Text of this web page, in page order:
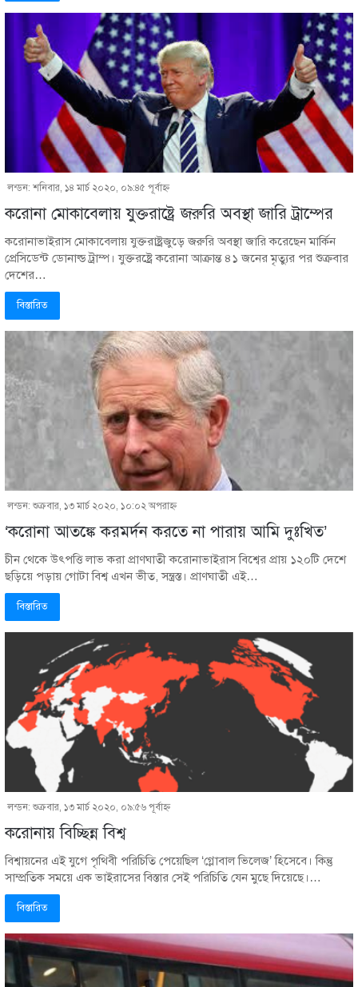
লন্ডন: শনিবার, ১৪ মার্চ ২০২০, ০৯:৪৫ পূর্বাহ্ণ
করোনা মোকাবেলায় যুক্তরাষ্ট্রে জরুরি অবস্থা জারি ট্রাম্পের
করোনাভাইরাস মোকাবেলায় যুক্তরাষ্ট্রজুড়ে জরুরি অবস্থা জারি করেছেন মার্কিন
প্রেসিডেন্ট ডোনাল্ড ট্রাম্প। যুক্তরষ্ট্রে করোনা আক্রান্ত ৪১ জনের মৃত্যুর পর শুক্রবার
দেশের…
বিস্তারিত
লন্ডন: শুক্রবার, ১৩ মার্চ ২০২০, ১০:০২ অপরাহ্ণ
‘করোনা আতঙ্কে করমর্দন করতে না পারায় আমি দুঃখিত’
চীন থেকে উৎপত্তি লাভ করা প্রাণঘাতী করোনাভাইরাস বিশ্বের প্রায় ১২০টি দেশে
ছড়িয়ে পড়ায় গোটা বিশ্ব এখন ভীত, সন্ত্রস্ত। প্রাণঘাতী এই…
বিস্তারিত
লন্ডন: শুক্রবার, ১৩ মার্চ ২০২০, ০৯:৫৬ পূর্বাহ্ণ
করোনায় বিচ্ছিন্ন বিশ্ব
বিশ্বায়নের এই যুগে পৃথিবী পরিচিতি পেয়েছিল ‘গ্লোবাল ভিলেজ’ হিসেবে। কিন্তু
সাম্প্রতিক সময়ে এক ভাইরাসের বিস্তার সেই পরিচিতি যেন মুছে দিয়েছে।…
বিস্তারিত